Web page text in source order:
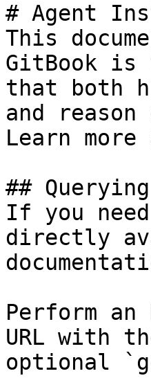
# Agent
This
GitBook is
that both
and
Learn
##
If you
directly
Perform an
URL with
optional